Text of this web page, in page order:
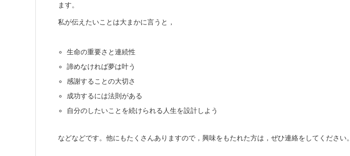
ます。
私が伝えたいことは大まかに言うと，
生命の重要さと連続性
諦めなければ夢は叶う
感謝することの大切さ
成功するには法則がある
自分のしたいことを続けられる人生を設計しよう
などなどです。他にもたくさんありますので，興味をもたれた方は，ぜひ連絡をしてください。